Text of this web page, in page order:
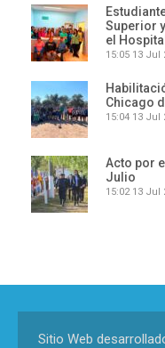
Superior
el
15:05 13 Jul
Chicago
15:04 13 Jul
Acto por
Julio
15:02 13 Jul
Sitio Web